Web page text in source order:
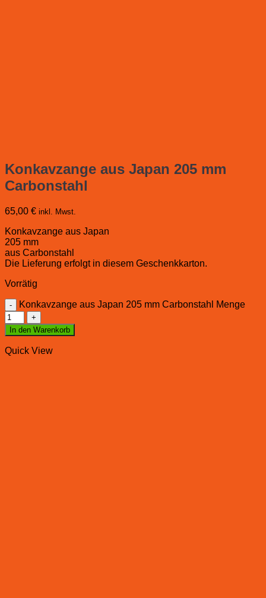
Konkavzange aus Japan 205 mm
Carbonstahl
65,00 € inkl. Mwst.
Konkavzange aus Japan
205 mm
aus Carbonstahl
Die Lieferung erfolgt in diesem Geschenkkarton.
Vorrätig
Konkavzange aus Japan 205 mm Carbonstahl Menge
In den Warenkorb
Quick View